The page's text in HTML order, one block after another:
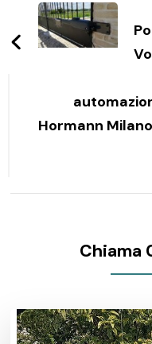
articoli
Hormann
Chiama